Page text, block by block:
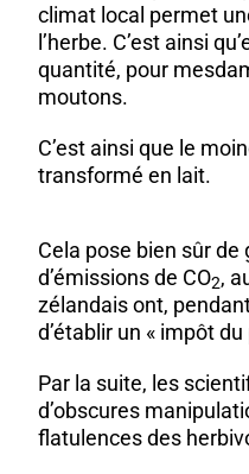
climat local permet
l’herbe. C’est ainsi
quantité, pour
moutons.
C’est ainsi que le
transformé en lait.
Cela pose bien sûr
d’émissions de CO2,
zélandais ont,
d’établir un « impôt
Par la suite, les
d’obscures
flatulences des